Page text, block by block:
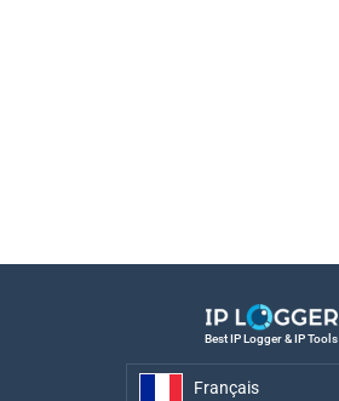
Best IP Logger & IP Tools
Français